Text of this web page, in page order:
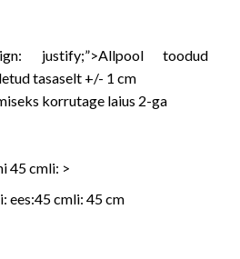
justify;”>Allpool toodud
tasaselt +/- 1 cm
korrutage laius 2-ga
45 cmli: >
ees:45 cmli: 45 cm